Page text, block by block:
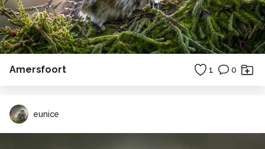
Amersfoort 1 0
eunice